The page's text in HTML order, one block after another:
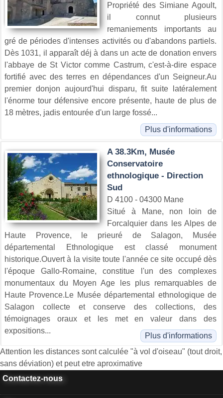
Propriété des Simiane Agoult,
il connut plusieurs
remaniements importants au
gré de périodes d'intenses activités ou d'abandons partiels.
Dès 1031, il apparaît déj à dans un acte de donation envers
l'abbaye de St Victor comme Castrum, c'est-à-dire espace
fortifié avec des terres en dépendances d'un Seigneur.Au
premier donjon aujourd'hui disparu, fit suite latéralement
l'énorme tour défensive encore présente, haute de plus de
18 mètres, jadis entourée d'un large fossé...
Plus d'informations
A 38.3Km, Musée
Conservatoire
ethnologique - Direction
Sud
D 4100 - 04300 Mane
Situé à Mane, non loin de
Forcalquier dans les Alpes de
Haute Provence, le prieuré de Salagon, Musée
départemental Ethnologique est classé monument
historique.Ouvert à la visite toute l'année ce site occupé dès
l'époque Gallo-Romaine, constitue l'un des complexes
monumentaux du Moyen Age les plus remarquables de
Haute Provence.Le Musée départemental ethnologique de
Salagon collecte et conserve des collections, des
témoignages oraux et les met en valeur dans des
expositions...
Plus d'informations
Attention les distances sont calculée "à vol d'oiseau" (tout droit,
sans déviation) et peut etre aproximative
Contactez-nous